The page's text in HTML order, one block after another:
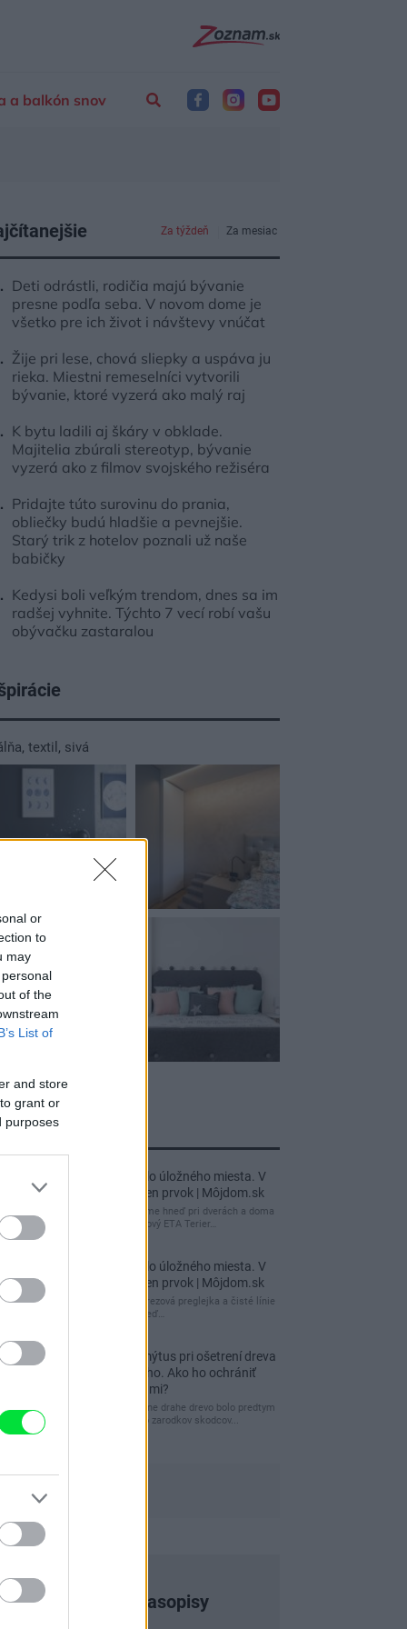
or
to
may
of the
List of
and store
grant or
purposes
a balkón snov
Za týždeň Za mesiac
Deti odrástli, rodičia majú bývanie
presne podľa seba. V novom dome je
všetko pre ich život i návštevy vnúčat
Žije pri lese, chová sliepky a uspáva ju
rieka. Miestni remeselníci vytvorili
bývanie, ktoré vyzerá ako malý raj
K bytu ladili aj škáry v obklade.
Majitelia zbúrali stereotyp, bývanie
vyzerá ako z filmov svojského režiséra
Pridajte túto surovinu do prania,
obliečky budú hladšie a pevnejšie.
Starý trik z hotelov poznali už naše
babičky
Kedysi boli veľkým trendom, dnes sa im
radšej vyhnite. Týchto 7 vecí robí vašu
obývačku zastaralou
, textil , sivá
príspevky
Re: Takto sa rieši málo úložného miesta. V
tomto byte stačil jeden prvok | Môjdom.sk
My napríklad labky utierame hneď pri dverách a doma
pred dvere používame tyčový ETA Terier…
Re: Takto sa rieši málo úložného miesta. V
tomto byte stačil jeden prvok | Môjdom.sk
Dizajn je to nádherný, tá brezová preglejka a čisté línie
vyzerajú super. Ale vždy, keď…
Re: Toto je najväčší mýtus pri ošetrení dreva
a môže vás vyjsť draho. Ako ho ochrániť
pred hnitím a škodcami?
clovek by cakal ze vysusene drahe drevo bolo predtym
naparovane aby sa zbavilo zarodkov skodcov...
Najnovšie časopisy